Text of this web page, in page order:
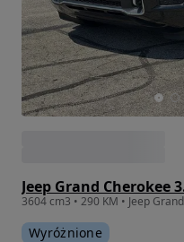
Jeep Grand Cherokee
Wyróżnione